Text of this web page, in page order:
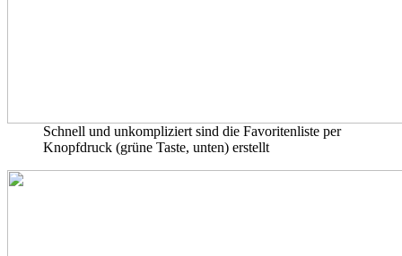
Schnell und unkompliziert sind die Favoritenliste per
Knopfdruck (grüne Taste, unten) erstellt